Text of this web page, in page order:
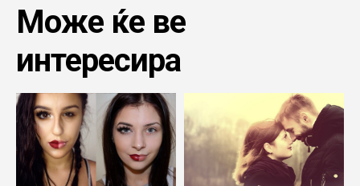
Може ќе ве
интересира